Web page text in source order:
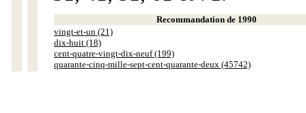
Recommandation de 1990
vingt-et-un (21)
dix-huit (18)
cent-quatre-vingt-dix-neuf (199)
quarante-cinq-mille-sept-cent-quarante-deux (45742)